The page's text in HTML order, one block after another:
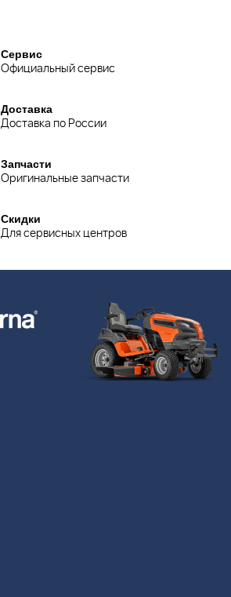
Сервис
Официальный сервис
Доставка
Доставка по России
Запчасти
Оригинальные запчасти
Скидки
Для сервисных центров